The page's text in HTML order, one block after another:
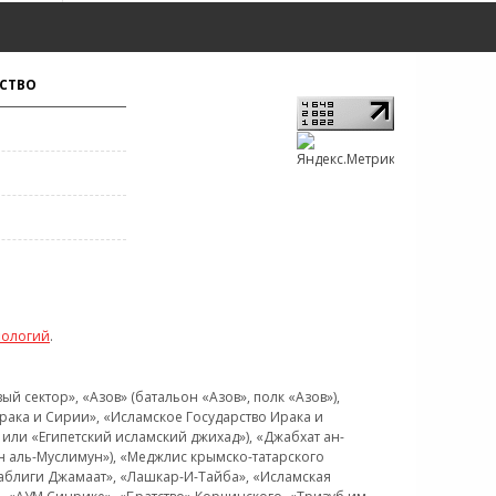
.
«Азов» (батальон «Азов», полк «Азов»),
и Сирии», «Исламское Государство Ирака и
«Египетский исламский джихад»), «Джабхат ан-
Муслимун»), «Меджлис крымско-татарского
Джамаат», «Лашкар-И-Тайба», «Исламская